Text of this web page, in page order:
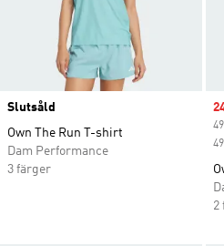
Slutsåld
Own The Run T-shirt
Dam Performance
3 färger
2